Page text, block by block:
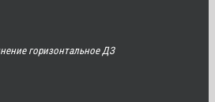
горизонтальное ДЗ